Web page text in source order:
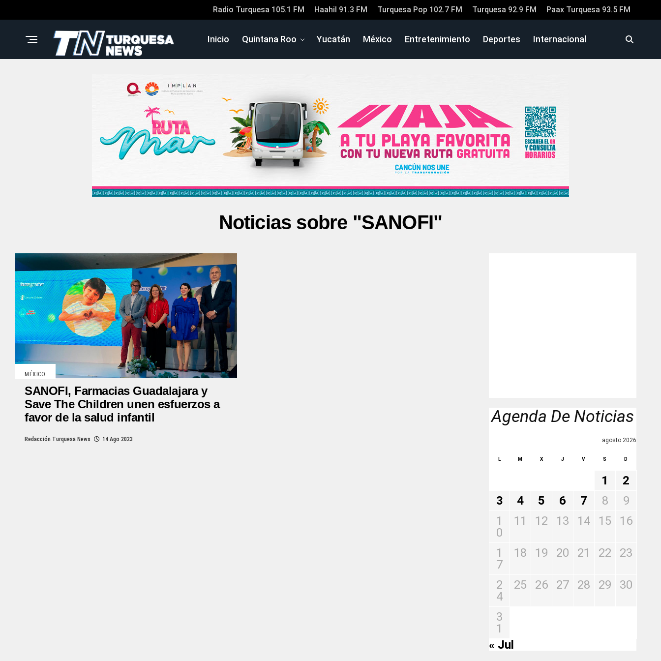
Radio Turquesa 105.1 FM Haahil 91.3 FM Turquesa Pop 102.7 FM Turquesa 92.9 FM Paax Turquesa 93.5 FM
Inicio Quintana Roo Yucatán México Entretenimiento Deportes Internacional
Noticias sobre "SANOFI"
MÉXICO
SANOFI, Farmacias Guadalajara y
Save The Children unen esfuerzos a
favor de la salud infantil
Redacción Turquesa News 14 Ago 2023
Agenda De Noticias
agosto 2026
L M X J V S D
1
2
3
4 5 6 7 8
9
1
0
11 12 13 14 15 16
1
7
18 19 20 21 22 23
2
4
25 26 27 28 29 30
3
1
« Jul